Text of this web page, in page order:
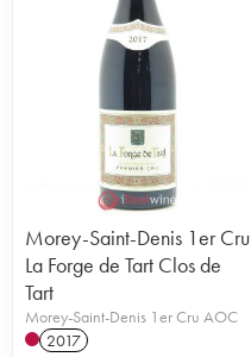
Morey-Saint-Denis 1er Cru
La Forge de Tart Clos de
Tart
Morey-Saint-Denis 1er Cru AOC
2017